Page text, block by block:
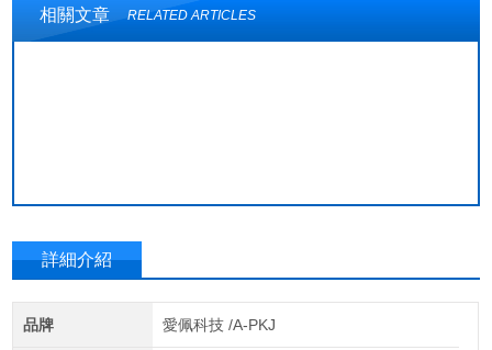
相關文章 RELATED ARTICLES
詳細介紹
品牌 愛佩科技 /A-PKJ